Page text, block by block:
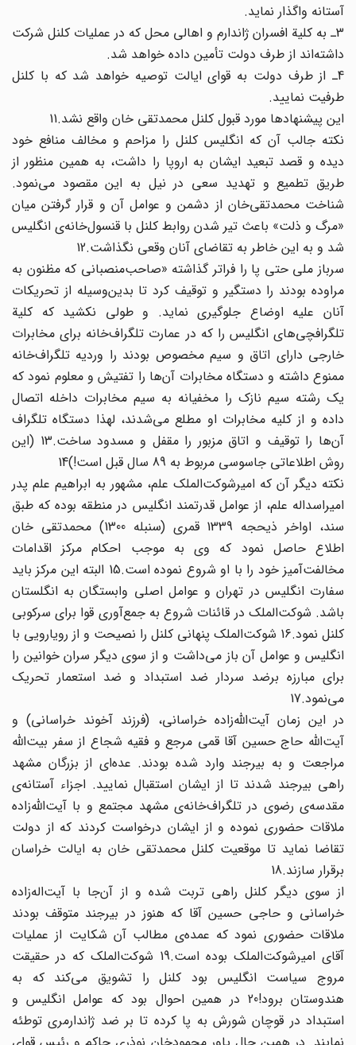
آستانه واگذار نماید.
3ـ به کلیة افسران ژاندارم و اهالی محل که در عملیات کلنل شرکت
داشته‌اند از طرف دولت تأمین داده خواهد شد.
4ـ از طرف دولت به قوای ایالت توصیه خواهد شد که با کلنل
طرفیت نمایید.
این پیشنهادها مورد قبول کلنل محمدتقی خان واقع نشد.11
نکته جالب آن که انگلیس کلنل را مزاحم و مخالف منافع خود
دیده و قصد تبعید ایشان به اروپا را داشت، به همین منظور از
طریق تطمیع و تهدید سعی در نیل به این مقصود می‌نمود.
شناخت محمدتقی‌خان از دشمن و عوامل آن و قرار گرفتن میان
«مرگ و ذلت» باعث تیر شدن روابط کلنل با قنسول‌خانه‌ی انگلیس
شد و به این خاطر به تقاضای آنان وقعی نگذاشت.12
سرباز ملی حتی پا را فراتر گذاشته «صاحب‌منصبانی که مظنون به
مراوده بودند را دستگیر و توقیف کرد تا بدین‌وسیله از تحریکات
آنان علیه اوضاع جلوگیری نماید. و طولی نکشید که کلیة
تلگرافچی‌های انگلیس را که در عمارت تلگراف‌خانه برای مخابرات
خارجی دارای اتاق و سیم مخصوص بودند را وردیه تلگراف‌خانه
ممنوع داشته و دستگاه مخابرات آن‌ها را تفتیش و معلوم نمود که
یک رشته سیم نازک را مخفیانه به سیم مخابرات داخله اتصال
داده و از کلیه مخابرات او مطلع می‌شدند، لهذا دستگاه تلگراف
آن‌ها را توقیف و اتاق مزبور را مقفل و مسدود ساخت.13 (این
روش اطلاعاتی جاسوسی مربوط به 89 سال قبل است!)14
نکته دیگر آن که امیرشوکت‌الملک علم، مشهور به ابراهیم علم پدر
امیر‌اسداله علم، از عوامل قدرتمند انگلیس در منطقه بوده که طبق
سند، اواخر ذیحجه 1339 قمری (سنبله 1300) محمدتقی خان
اطلاع حاصل نمود که وی به موجب احکام مرکز اقدامات
مخالفت‌آمیز خود را با او شروع نموده است.15 البته این مرکز باید
سفارت انگلیس در تهران و عوامل اصلی وابستگان به انگلستان
باشد. شوکت‌الملک در قائنات شروع به جمع‌آوری قوا برای سرکوبی
کلنل ‌نمود.16 شوکت‌الملک پنهانی کلنل را نصیحت و از رویارویی با
انگلیس و عوامل آن باز می‌داشت و از سوی دیگر سران خوانین را
برای مبارزه برضد سردار ضد استبداد و ضد استعمار تحریک
می‌نمود.17
در این زمان آیت‌الله‌زاده خراسانی، (فرزند آخوند خراسانی) و
آیت‌الله حاج حسین آقا قمی مرجع و فقیه شجاع از سفر بیت‌الله
مراجعت و به بیرجند وارد شده بودند. عده‌ای از بزرگان مشهد
راهی بیرجند شدند تا از ایشان استقبال نمایید. اجزاء آستانه‌ی
مقدسه‌ی رضوی در تلگراف‌خانه‌ی مشهد مجتمع و با آیت‌الله‌زاده
ملاقات حضوری نموده و از ایشان درخواست کردند که از دولت
تقاضا نماید تا موقعیت کلنل محمدتقی خان به ایالت خراسان
برقرار سازند.18
از سوی دیگر کلنل راهی تربت شده و از آن‌جا با آیت‌اله‌زاده
خراسانی و حاجی حسین آقا که هنوز در بیرجند متوقف بودند
ملاقات حضوری نمود که عمده‌ی مطالب آن شکایت از عملیات
آقای امیرشوکت‌الملک بوده است.19 شوکت‌الملک که در حقیقت
مروج سیاست انگلیس بود کلنل را تشویق می‌کند که به
هندوستان برود!20 در همین احوال بود که عوامل انگلیس و
استبداد در قوچان شورش به پا کرده تا بر ضد ژاندارمری توطئه